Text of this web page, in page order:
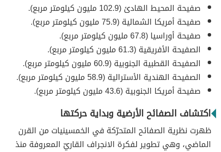
صفيحة المحيط الهادئ (102.9 مليون كيلومتر مربع).
صفيحة أمريكا الشمالية (75.9 مليون كيلومتر مربع).
صفيحة أوراسيا (67.8 مليون كيلومتر مربع).
الصفيحة الأفريقية (61.3 مليون كيلومتر مربع).
الصفيحة القطبية الجنوبية (60.9 مليون كيلومتر مربع).
الصفيحة الهندية الأسترالية (58.9 مليون كيلومتر مربع).
صفيحة أمريكا الجنوبية (43.6 مليون كيلومتر مربع).
اكتشاف الصفائح الأرضية وبداية حركتها
ظهرت نظرية الصفائح المتحرّكة في الخمسينيات من القرن
الماضي، وهي تطوير لفكرة الانجراف القاريّ المعروفة منذ